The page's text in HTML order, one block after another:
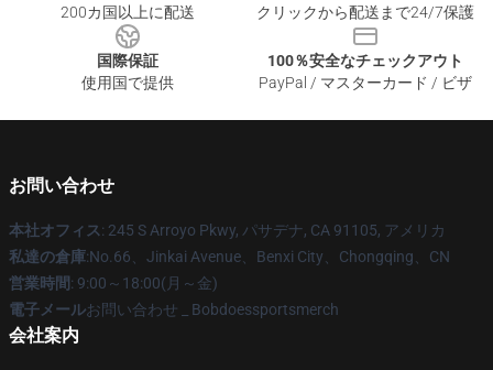
200カ国以上に配送
クリックから配送まで24/7保護
国際保証
使用国で提供
100％安全なチェックアウト
PayPal / マスターカード / ビザ
お問い合わせ
本社オフィス: 245 S Arroyo Pkwy, パサデナ, CA 91105, アメリカ
私達の倉庫:No.66、Jinkai Avenue、Benxi City、Chongqing、CN
営業時間: 9:00～18:00(月～金)
電子メールお問い合わせ _ Bobdoessportsmerch
会社案内